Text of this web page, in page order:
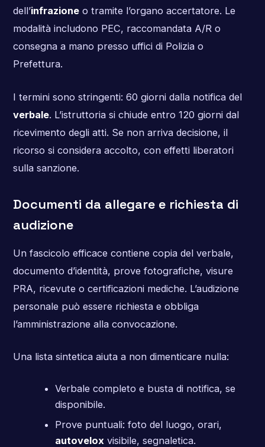
dell’infrazioneo tramite l’organo accertatore. Le
modalità includono PEC, raccomandata A/R o
consegna a mano presso uffici di Polizia o
Prefettura.
I termini sono stringenti: 60 giorni dalla notifica del
verbale. L’istruttoria si chiude entro 120 giorni dal
ricevimento degli atti. Se non arriva decisione, il
ricorso si considera accolto, con effetti liberatori
sulla sanzione.
Documenti da allegare e richiesta di
audizione
Un fascicolo efficace contiene copia del verbale,
documento d’identità, prove fotografiche, visure
PRA, ricevute o certificazioni mediche. L’audizione
personale può essere richiesta e obbliga
l’amministrazione alla convocazione.
Una lista sintetica aiuta a non dimenticare nulla:
Verbale completo e busta di notifica, se
disponibile.
Prove puntuali: foto del luogo, orari,
autovelox visibile, segnaletica.